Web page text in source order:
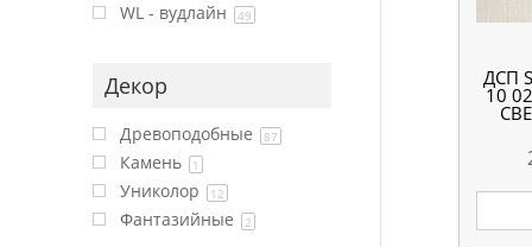
ДСП
10
WL - вудлайн 49
Декор
Древоподобные 87
Камень 1
Униколор 12
Фантазийные 2